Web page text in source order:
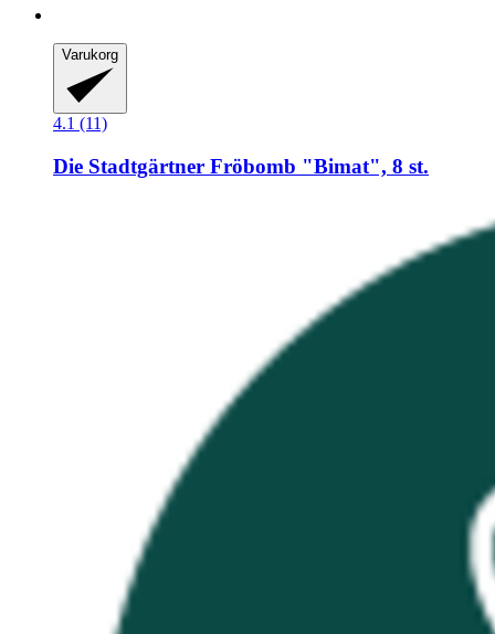
Varukorg
4.1 (11)
Die Stadtgärtner Fröbomb "Bimat", 8 st.